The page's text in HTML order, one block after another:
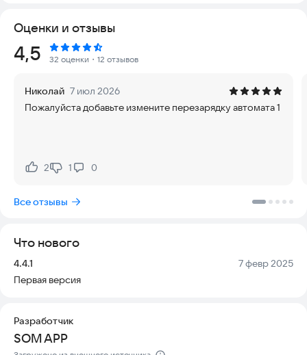
Геймплей:
В StrikeOut нет места случайности. Это чистый шутер от
первого лица, где победа определяется только вашим
превзойти команду противников или занять первое место в
таблице лидеров в двух уникальных режимах игры.
В игре нет стандартных скинов, но есть спреи! Это
позволяет каждому игроку создавать уникальные
покрасить оружие, зайдите в магазин, выберите нужное
Первый режим — Классический:
Классическое противостояние двух команд. Главная цель —
мышление. Игра требует концентрации и не прощает
ошибок.
Оценки и отзывы
Рейтинг:
4,5 32 оценки ・12 отзывов
Николай 7 июл 2026
Пожалуйста добавьте измените перезарядку автомата 1
Нравится:
2Не нравится:
1 0
Все отзывы
Что нового
Версия:
4.4.1 Дата:
7 февр 2025
Первая версия
Разработчик
SOM APP